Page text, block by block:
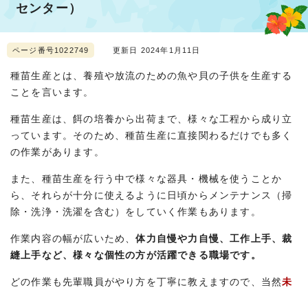
センター）
ページ番号1022749 更新日 2024年1月11日
種苗生産とは、養殖や放流のための魚や貝の子供を生産する
ことを言います。
種苗生産は、餌の培養から出荷まで、様々な工程から成り立
っています。そのため、種苗生産に直接関わるだけでも多く
の作業があります。
また、種苗生産を行う中で様々な器具・機械を使うことか
ら、それらが十分に使えるように日頃からメンテナンス（掃
除・洗浄・洗濯を含む）をしていく作業もあります。
作業内容の幅が広いため、体力自慢や力自慢、工作上手、裁
縫上手など、様々な個性の方が活躍できる職場です。
どの作業も先輩職員がやり方を丁寧に教えますので、当然未